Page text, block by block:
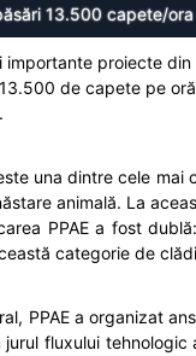
13.500 capete/ora
importante proiecte
de capete pe
una dintre cele mai
animală. La
PPAE a fost
categorie de
PPAE a organizat
fluxului tehnologic